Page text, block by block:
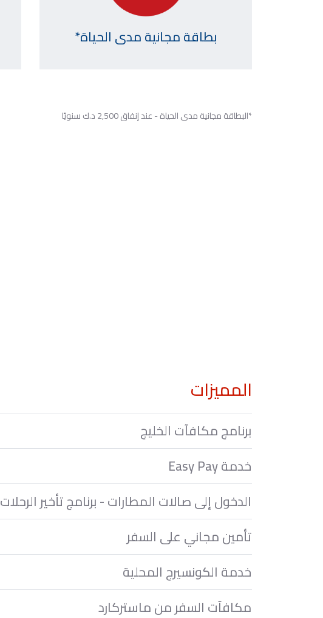
بطاقة مجانية مدى الحياة*
*البطاقة مجانية مدى الحياة - عند إنفاق 2,500 د.ك سنويًا
المميزات
برنامج مكافآت الخليج
خدمة Easy Pay
الدخول إلى صالات المطارات - برنامج تأخير الرحلات
تأمين مجاني على السفر
خدمة الكونسيرج المحلية
مكافآت السفر من ماستركارد